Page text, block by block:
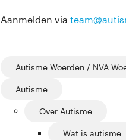
Aanmelden via
Autisme Woerden / NVA
Autisme
Over Autisme
Wat is autisme